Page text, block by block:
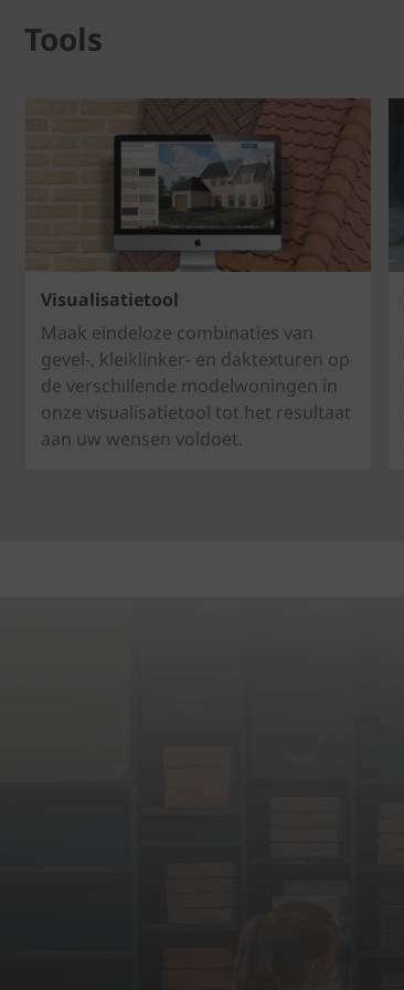
Tools
Visualisatietool
Maak eindeloze combinaties van
gevel-, kleiklinker- en daktexturen op
de verschillende modelwoningen in
onze visualisatietool tot het resultaat
aan uw wensen voldoet.